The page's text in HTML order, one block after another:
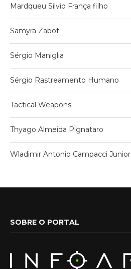
Mardqueu Silvio França filho
Samyra Zabot
Sérgio Maniglia
Sérgio Rastreamento Humano
Tactical Weapons
Thyago Almeida Pignataro
Wladimir Antonio Campacci Junior
SOBRE O PORTAL